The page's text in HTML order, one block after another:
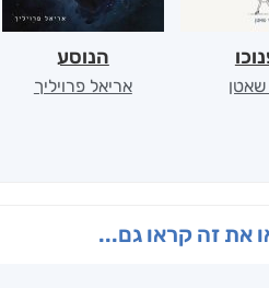
שאטן
הנוסע
אריאל פרויליך
את זה קראו גם...